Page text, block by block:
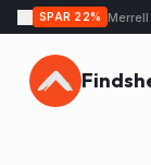
SPAR 22% Merrell